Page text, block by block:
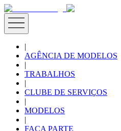
|
AGÊNCIA DE MODELOS
|
TRABALHOS
|
CLUBE DE SERVIÇOS
|
MODELOS
|
FAÇA PARTE